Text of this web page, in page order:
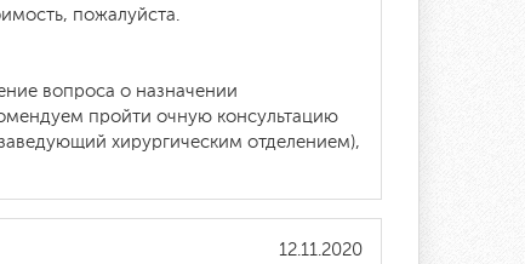
пожалуйста.
вопроса о назначении
пройти очную консультацию
хирургическим отделением),
12.11.2020